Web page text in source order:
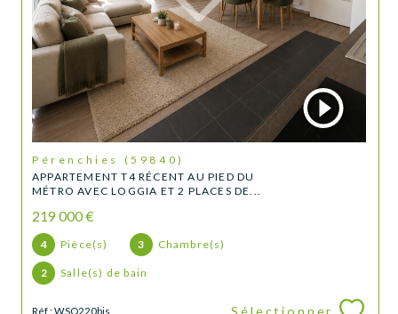
Pérenchies (59840)
APPARTEMENT T4 RÉCENT AU PIED DU
MÉTRO AVEC LOGGIA ET 2 PLACES DE...
219 000 €
4 Pièce(s) 3 Chambre(s)
2 Salle(s) de bain
Réf : WSQ220bis Sélectionner